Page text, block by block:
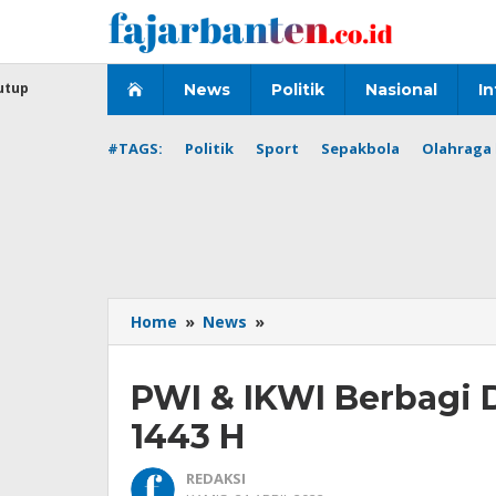
News Politik Nasional
#TAGS: Politik Sport Sepakbola
Home » News »
&
Berbagi
Dalam
PWI & IKWI Berbagi
1443 H
REDAKSI